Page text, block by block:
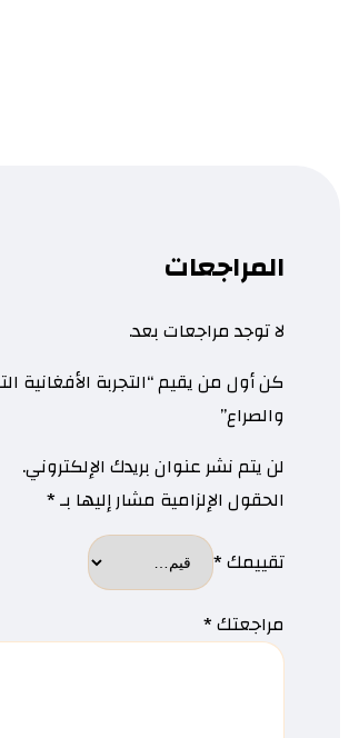
المراجعات
لا توجد مراجعات بعد.
كن أول من يقيم “التجربة الأفغانية
والصراع”
لن يتم نشر عنوان بريدك الإلكتروني.
الحقول الإلزامية مشار إليها بـ*
تقييمك*
مراجعتك*